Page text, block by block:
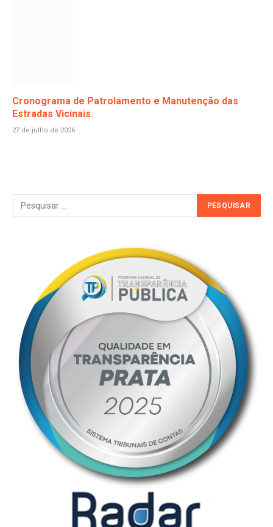
Cronograma de Patrolamento e Manutenção das
Estradas Vicinais.
27 de julho de 2026